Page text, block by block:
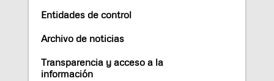
Entidades de control
Archivo de noticias
Transparencia y acceso a la
información